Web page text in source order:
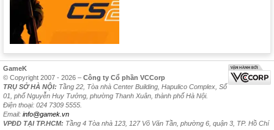
GameK
© Copyright 2007 - 2026 – Công ty Cổ phần VCCorp
TRỤ SỞ HÀ NỘI: Tầng 22, Tòa nhà Center Building, Hapulico Complex, Số
01, phố Nguyễn Huy Tưởng, phường Thanh Xuân, thành phố Hà Nội.
Điện thoại: 024 7309 5555.
Email: info@gamek.vn
VPĐD TẠI TP.HCM: Tầng 4 Tòa nhà 123, 127 Võ Văn Tần, phường 6, quận 3, TP. Hồ Chí